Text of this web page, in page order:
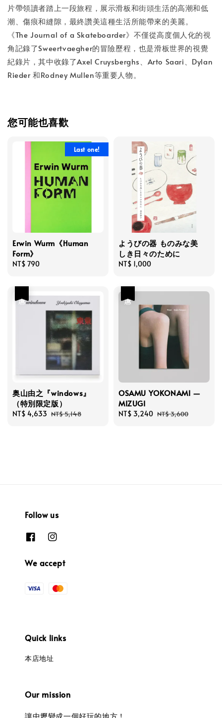
片帶領讀者踏上一段旅程，展示滑板和街頭生活的高潮和低
潮、傷痕和縫隙，最終讚美這種生活所能帶來的美麗。
《The Journal of a Skateboarder》不僅從高度個人化的視
角記錄了Sweertvaegher的冒險歷程，也是滑板世界的視覺
紀錄片，其中收錄了Axel Cruysberghs、Arto Saari、Dylan
Rieder 和Rodney Mullen等重要人物。
您可能也喜歡
Last one!
Erwin Wurm《Human
Form》
Regular
NT$ 790
ようびの器 ものみな美
しき日々のために
Regular
NT$ 1,000
奥山由之『windows』
（特別限定版）
Sale
NT$ 4,633 Regular
NT$ 5,148
OSAMU YOKONAMI —
MIZUGI
Sale
NT$ 3,240 Regular
NT$ 3,600
Follow us
We accept
Quick links
本店地址
Our mission
讓中壢變成一個好玩的地方！